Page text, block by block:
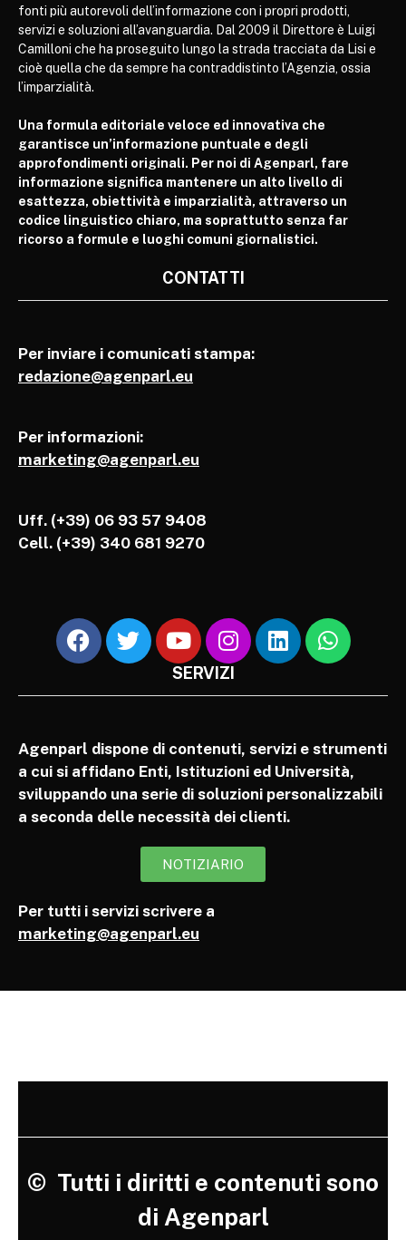
fonti più autorevoli dell’informazione con i propri prodotti,
servizi e soluzioni all’avanguardia. Dal 2009 il Direttore è Luigi
Camilloni che ha proseguito lungo la strada tracciata da Lisi e
cioè quella che da sempre ha contraddistinto l’Agenzia, ossia
l’imparzialità.
Una formula editoriale veloce ed innovativa che
garantisce un’informazione puntuale e degli
approfondimenti originali. Per noi di Agenparl, fare
informazione significa mantenere un alto livello di
esattezza, obiettività e imparzialità, attraverso un
codice linguistico chiaro, ma soprattutto senza far
ricorso a formule e luoghi comuni giornalistici.
CONTATTI
Per inviare i comunicati stampa:
redazione@agenparl.eu
Per informazioni:
marketing@agenparl.eu
Uff. (+39) 06 93 57 9408
Cell. (+39) 340 681 9270
SERVIZI
Agenparl dispone di contenuti, servizi e strumenti
a cui si affidano Enti, Istituzioni ed Università,
sviluppando una serie di soluzioni personalizzabili
a seconda delle necessità dei clienti.
NOTIZIARIO
Per tutti i servizi scrivere a
marketing@agenparl.eu
© Tutti i diritti e contenuti sono
di Agenparl